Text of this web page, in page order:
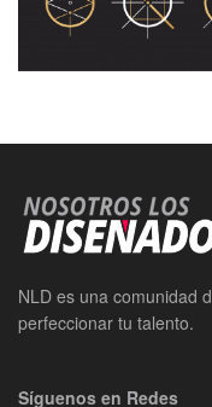
NLD es una comunidad
perfeccionar tu talento.
Síguenos en Redes